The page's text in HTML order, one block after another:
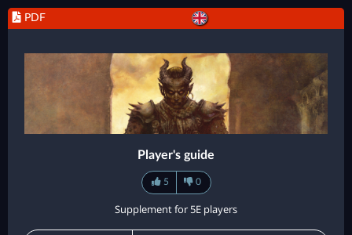
PDF
Player's guide
5 0
Supplement for 5E players